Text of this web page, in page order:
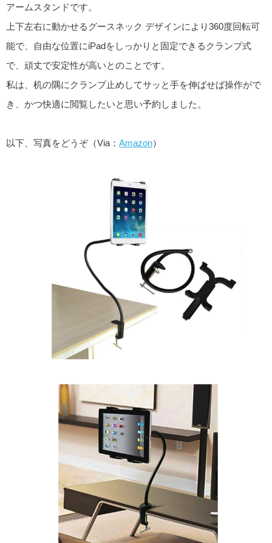
アームスタンドです。
上下左右に動かせるグースネック デザインにより360度回転可
能で、自由な位置にiPadをしっかりと固定できるクランプ式
で、頑丈で安定性が高いとのことです。
私は、机の隅にクランプ止めしてサッと手を伸ばせば操作がで
き、かつ快適に閲覧したいと思い予約しました。
以下、写真をどうぞ（Via： Amazon）